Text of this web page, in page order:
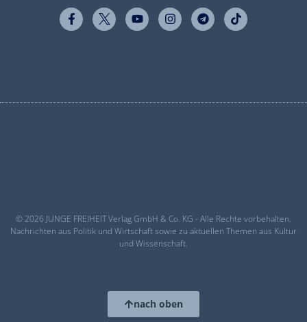
© 2026 JUNGE FREIHEIT Verlag GmbH & Co. KG - Alle Rechte vorbehalten.
Nachrichten aus Politik und Wirtschaft sowie zu aktuellen Themen aus Kultur
und Wissenschaft.
nach oben